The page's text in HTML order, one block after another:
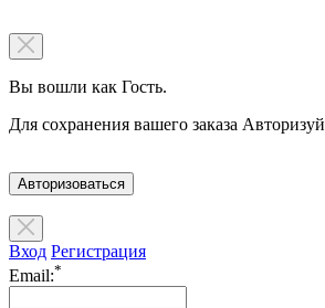
Вы вошли как Гость.
Для сохранения вашего заказа
Авторизоваться
Вход Регистрация
Email:*